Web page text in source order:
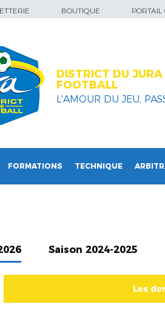
BOUTIQUE PORTAIL
DISTRICT DU JURA
FOOTBALL
L'AMOUR DU JEU,
FORMATIONS TECHNIQUE
Saison 2024-2025
Les